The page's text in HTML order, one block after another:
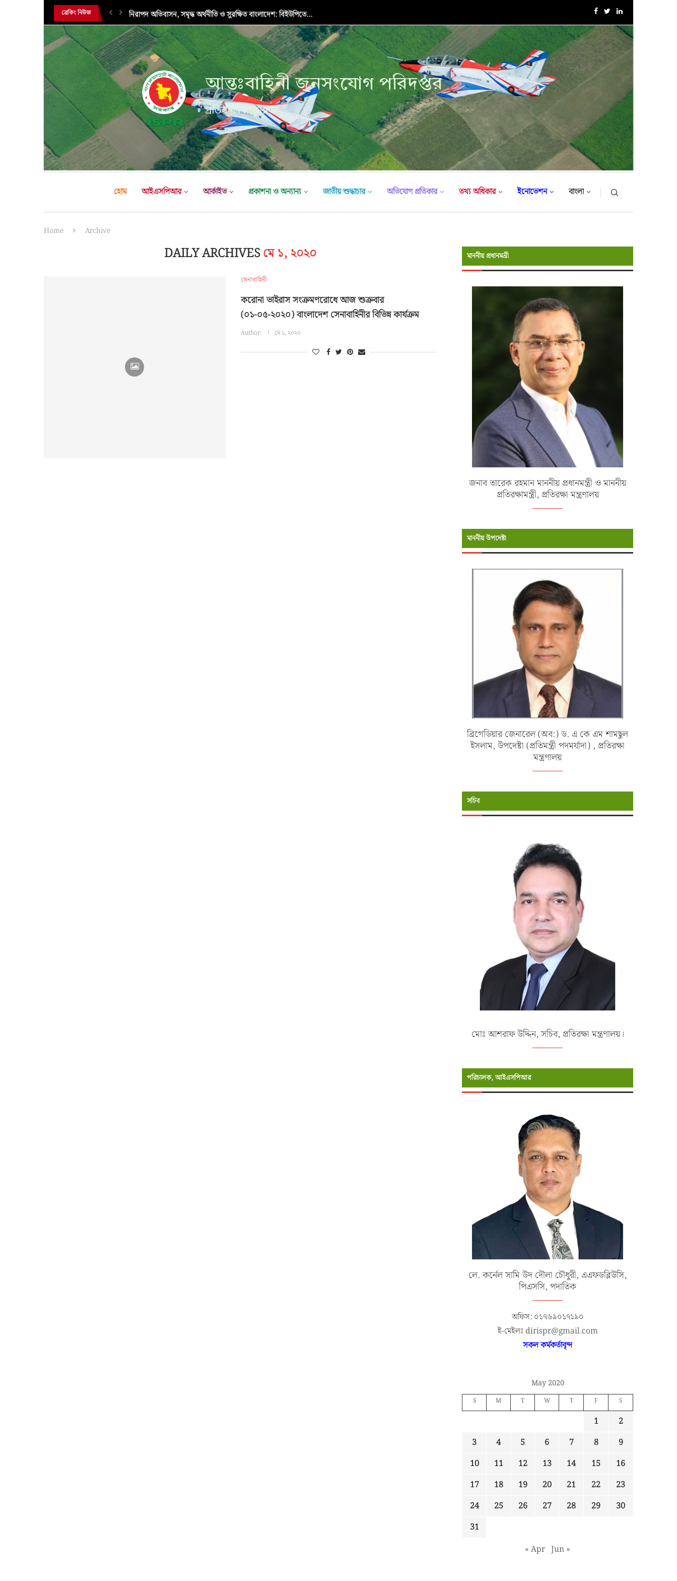
ব্রেকিং নিউজ নিরাপদ অভিবাসন, সমৃদ্ধ অর্থনীতি ও সুরক্ষিত বাংলাদেশ: বিইউপিতে... সেনাবাহিনী প্রধান কর্তৃক আর্মি ইন্টারন্যাশনাল ইসলামিক ইনস্টিটিউট
আন্তঃবাহিনী জনসংযোগ পরিদপ্তর
প্রতিরক্ষা মন্ত্রণালয়
হোম আইএসপিআর আর্কাইভ প্রকাশনা ও অন্যান্য জাতীয় শুদ্ধাচার অভিযোগ প্রতিকার তথ্য অধিকার ইনোভেশন বাংলা
Home Archive
DAILY ARCHIVESমে ১, ২০২০
সেনাবাহিনী
করোনা ভাইরাস সংক্রমণরোধে আজ শুক্রবার
(০১-০৫-২০২০) বাংলাদেশ সেনাবাহিনীর বিভিন্ন কার্যক্রম
Author: মে ১, ২০২০
মাননীয় প্রধানমন্রী
জনাব তারেক রহমান মাননীয় প্রধানমন্ত্রী ও মাননীয়
প্রতিরক্ষামন্ত্রী, প্রতিরক্ষা মন্ত্রণালয়
মাননীয় উপদেষ্টা
ব্রিগেডিয়ার জেনারেল (অব:) ড. এ কে এম শামছুল
ইসলাম, উপদেষ্টা (প্রতিমন্ত্রী পদমর্যাদা) , প্রতিরক্ষা
মন্ত্রণালয়
সচিব
মোঃ আশরাফ উদ্দিন, সচিব, প্রতিরক্ষা মন্ত্রণালয়।
পরিচালক, আইএসপিআর
লে. কর্নেল সামি উদ দৌলা চৌধুরী, এএফডব্লিউসি,
পিএসসি, পদাতিক
অফিস: ০১৭৬৯০১৭১৯০
ই-মেইলঃ dirispr@gmail.com
সকল কর্মকর্তাবৃন্দ
May 2020
S M T W T F S
1
2
3
4 5 6 7 8
9
10
11 12 13 14 15
16
17
18 19 20 21 22
23
24
25 26 27 28 29
30
31
« Apr Jun »